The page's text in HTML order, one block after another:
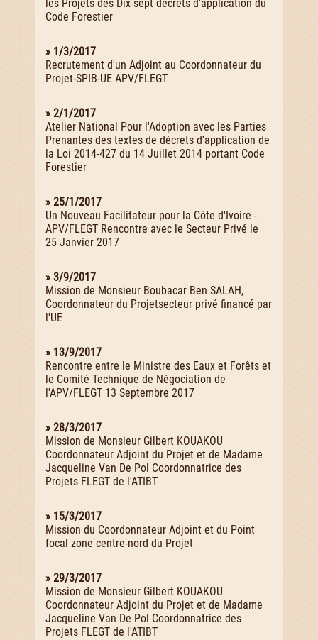
les Projets des Dix-sept décrets d'application du
Code Forestier
» 1/3/2017
Recrutement d'un Adjoint au Coordonnateur du
Projet-SPIB-UE APV/FLEGT
» 2/1/2017
Atelier National Pour l'Adoption avec les Parties
Prenantes des textes de décrets d'application de
la Loi 2014-427 du 14 Juillet 2014 portant Code
Forestier
» 25/1/2017
Un Nouveau Facilitateur pour la Côte d'Ivoire -
APV/FLEGT Rencontre avec le Secteur Privé le
25 Janvier 2017
» 3/9/2017
Mission de Monsieur Boubacar Ben SALAH,
Coordonnateur du Projetsecteur privé financé par
l'UE
» 13/9/2017
Rencontre entre le Ministre des Eaux et Forêts et
le Comité Technique de Négociation de
l'APV/FLEGT 13 Septembre 2017
» 28/3/2017
Mission de Monsieur Gilbert KOUAKOU
Coordonnateur Adjoint du Projet et de Madame
Jacqueline Van De Pol Coordonnatrice des
Projets FLEGT de l'ATIBT
» 15/3/2017
Mission du Coordonnateur Adjoint et du Point
focal zone centre-nord du Projet
» 29/3/2017
Mission de Monsieur Gilbert KOUAKOU
Coordonnateur Adjoint du Projet et de Madame
Jacqueline Van De Pol Coordonnatrice des
Projets FLEGT de l'ATIBT